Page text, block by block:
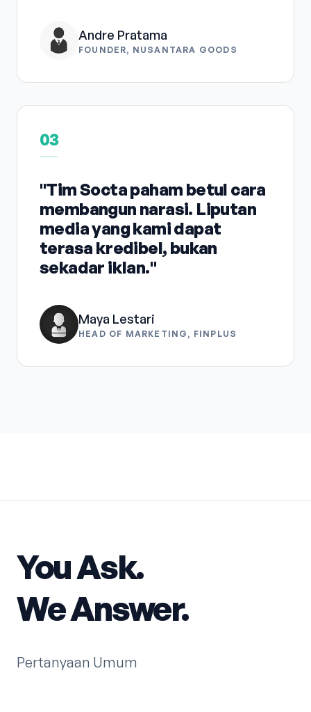
Andre Pratama
FOUNDER, NUSANTARA GOODS
03
"Tim Socta paham betul cara
membangun narasi. Liputan
media yang kami dapat
terasa kredibel, bukan
sekadar iklan."
Maya Lestari
HEAD OF MARKETING, FINPLUS
You Ask.
We Answer.
Pertanyaan Umum